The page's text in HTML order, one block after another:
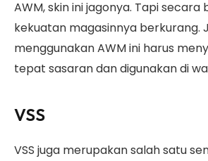
AWM, skin ini jagonya. Tapi secara
kekuatan magasinnya berkurang.
menggunakan AWM ini harus
tepat sasaran dan digunakan di
VSS
VSS juga merupakan salah satu